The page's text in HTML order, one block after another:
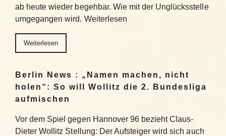
ab heute wieder begehbar. Wie mit der Unglücksstelle
umgegangen wird. Weiterlesen
Weiterlesen
Berlin News : „Namen machen, nicht
holen“: So will Wollitz die 2. Bundesliga
aufmischen
Vor dem Spiel gegen Hannover 96 bezieht Claus-
Dieter Wollitz Stellung: Der Aufsteiger wird sich auch